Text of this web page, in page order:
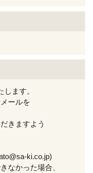
ます。
ールを
きますよう
ki.co.jp)
なかった場合、